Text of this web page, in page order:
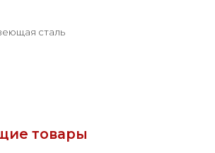
сталь
товары